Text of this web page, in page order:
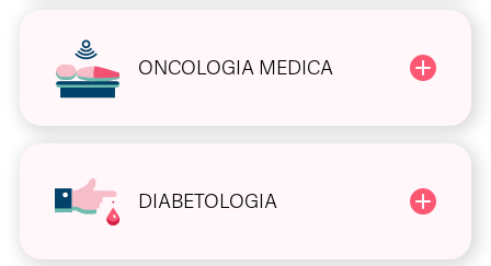
ONCOLOGIA MEDICA
DIABETOLOGIA